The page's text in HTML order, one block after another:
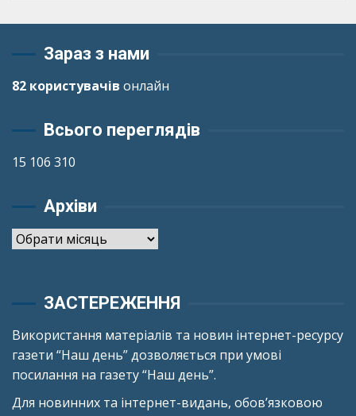
Зараз з нами
82 користувачів онлайн
Всього переглядів
15 106 310
Архіви
Архіви
ЗАСТЕРЕЖЕННЯ
Використання матеріалів та новин інтернет-ресурсу
газети “Наш день” дозволяється при умові
посилання на газету “Наш день”.
Для новинних та інтернет-видань, обов’язковою